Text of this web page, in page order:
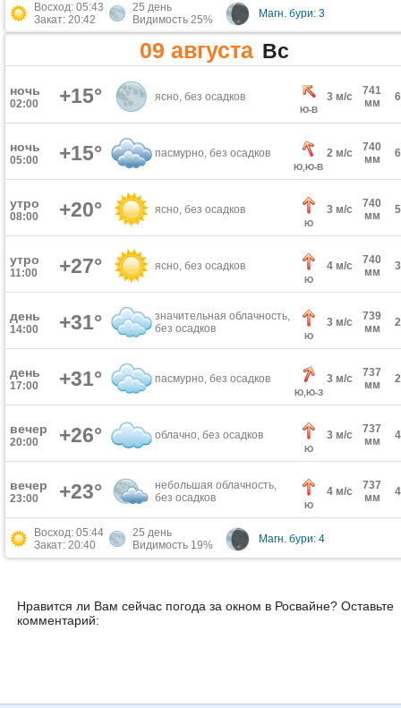
Восход: 05:43
Закат: 20:42
25 день
Видимость 25%
Магн. бури: 3
09 августа Вс
ночь
02:00 +15° ясно, без осадков
Ю-В
3 м/с
741
мм
ночь
05:00 +15° пасмурно, без осадков
Ю,Ю-В
2 м/с
740
мм
утро
08:00 +20° ясно, без осадков
Ю
3 м/с
740
мм
утро
11:00 +27° ясно, без осадков
Ю
4 м/с
740
мм
день
14:00 +31°
значительная облачность,
без осадков
Ю
3 м/с
739
мм
день
17:00 +31° пасмурно, без осадков
Ю,Ю-З
3 м/с
737
мм
вечер
20:00 +26° облачно, без осадков
Ю
3 м/с
737
мм
вечер
23:00 +23°
небольшая облачность,
без осадков
Ю
4 м/с
737
мм
Восход: 05:44
Закат: 20:40
25 день
Видимость 19%
Магн. бури: 4
Нравится ли Вам сейчас погода за окном в Росвайне? Оставьте
комментарий: